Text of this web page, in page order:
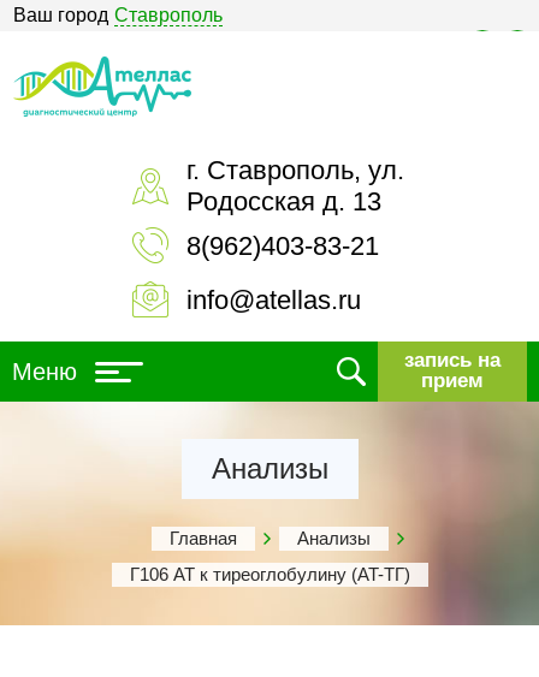
Ваш город Ставрополь
г. Ставрополь, ул.
Родосская д. 13
8(962)403-83-21
info@atellas.ru
Меню
запись на
прием
Анализы
Главная
Анализы
Г106 АТ к тиреоглобулину (AT-ТГ)